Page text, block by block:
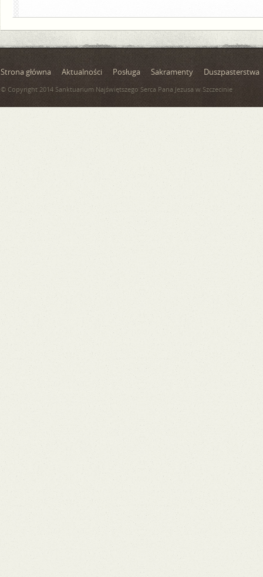
Strona główna Aktualności Posługa Sakramenty Duszpasterstwa
© Copyright 2014 Sanktuarium Najświętszego Serca Pana Jezusa w Szczecinie